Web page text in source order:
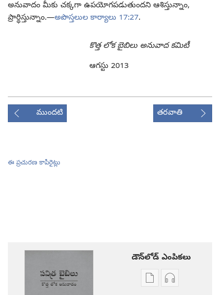
అనువాదం మీకు చక్కగా ఉపయోగపడుతుందని ఆశిస్తున్నాం,
ప్రార్థిస్తున్నాం.—అపొస్తలుల కార్యాలు 17:27.
కొత్త లోక బైబిలు అనువాద కమిటీ
ఆగస్టు 2013
ముందటి తరవాతి
ఈ ప్రచురణ కాపీరైట్లు
డౌన్‌లోడ్‌ ఎంపికలు
ప్రచురణలఆడియో